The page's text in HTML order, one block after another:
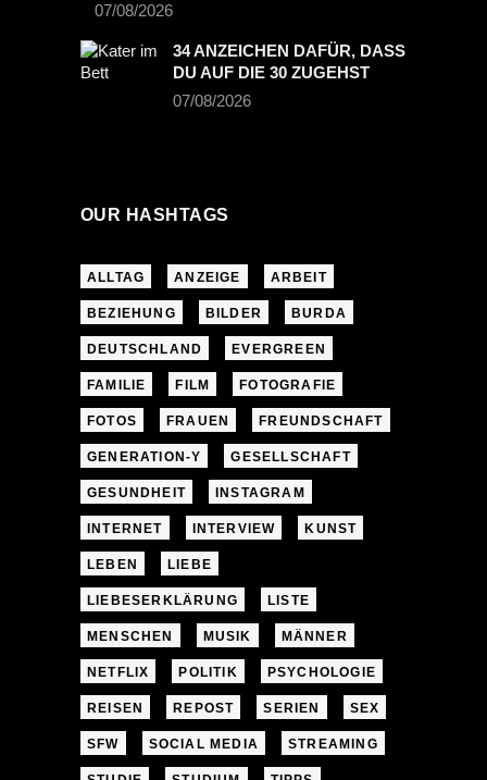
07/08/2026
34 ANZEICHEN DAFÜR, DASS
DU AUF DIE 30 ZUGEHST
07/08/2026
OUR HASHTAGS
ALLTAG ANZEIGE ARBEIT
BEZIEHUNG BILDER BURDA
DEUTSCHLAND EVERGREEN
FAMILIE FILM FOTOGRAFIE
FOTOS FRAUEN FREUNDSCHAFT
GENERATION-Y GESELLSCHAFT
GESUNDHEIT INSTAGRAM
INTERNET INTERVIEW KUNST
LEBEN LIEBE
LIEBESERKLÄRUNG LISTE
MENSCHEN MUSIK MÄNNER
NETFLIX POLITIK PSYCHOLOGIE
REISEN REPOST SERIEN SEX
SFW SOCIAL MEDIA STREAMING